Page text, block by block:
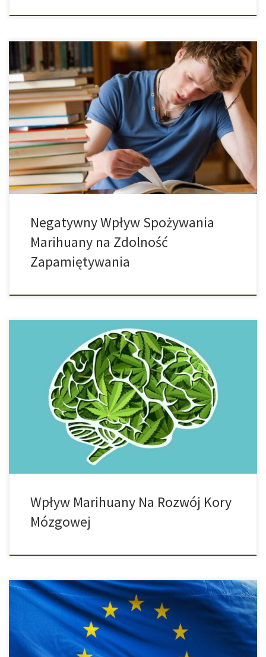
Marihuana Negatywnie Wpływa na Pamięć Werbalną u Młodych
Ludzi Badanie podłużne sugeruje, że wczesne rozpoczęcie
regularnego używania konopi indyjskich może pogarszać retencję
słowną u młodych ludzi. Jak nazywała się postać w filmie, którego
tytuł właśnie mi umknął? Można zapomnieć o takich rzeczach.
Jednak słaba pamięć werbalna może również powodować
problemy, […]
Negatywny Wpływ Spożywania
Marihuany na Zdolność
Zapamiętywania
Wpływ Używania Konopi Indyjskich Na Rozwój Mózgu u
Nastolatków w Odstępach Pięciu Lat Nasz mózg się kurczy. Jest to
normalny proces podczas, którego mózg dojrzewa. Noworodki
mają mniej więcej tyle samo komórek nerwowych, co dorośli.
Jednak szare komórki muszą się ze sobą połączyć, aby stworzyć
wydajną sieć. Nie wszystkie komórki […]
Wpływ Marihuany Na Rozwój Kory
Mózgowej
Marihuana od dawna jest znana na całym świecie i w
międzyczasie zyskała wielu wrogów, ale i też wielu zwolenników.
Od dosyć niedawna nowym trendem stała się tak zwana legalna